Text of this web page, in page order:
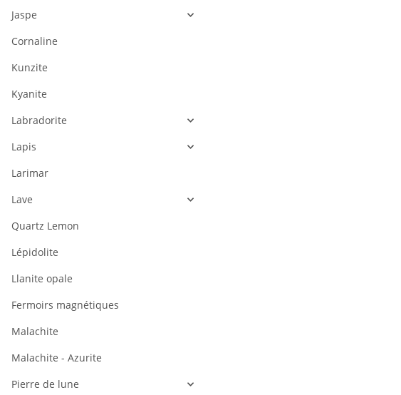
Jaspe
Cornaline
Kunzite
Kyanite
Labradorite
Lapis
Larimar
Lave
Quartz Lemon
Lépidolite
Llanite opale
Fermoirs magnétiques
Malachite
Malachite - Azurite
Pierre de lune